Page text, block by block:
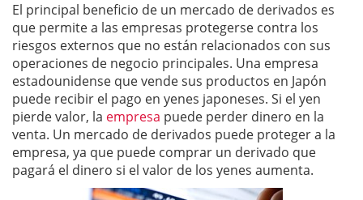
El principal beneficio de un mercado de derivados es
que permite a las empresas protegerse contra los
riesgos externos que no están relacionados con sus
operaciones de negocio principales. Una empresa
estadounidense que vende sus productos en Japón
puede recibir el pago en yenes japoneses. Si el yen
pierde valor, la empresa puede perder dinero en la
venta. Un mercado de derivados puede proteger a la
empresa, ya que puede comprar un derivado que
pagará el dinero si el valor de los yenes aumenta.